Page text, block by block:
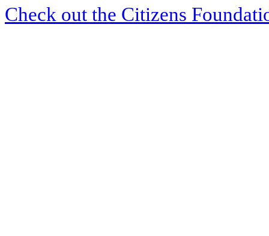
Check out the Citizens